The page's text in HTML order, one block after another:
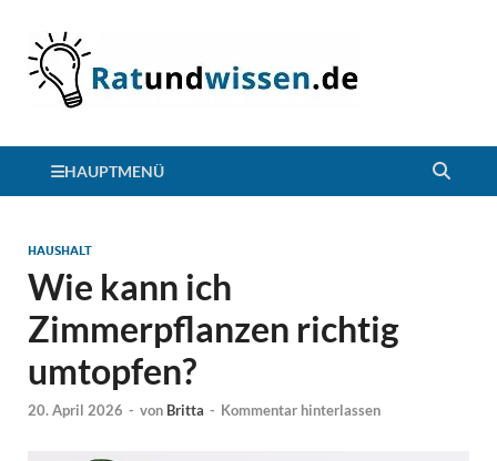
HAUPTMENÜ
HAUSHALT
Wie kann ich
Zimmerpflanzen richtig
umtopfen?
20. April 2026 - von Britta - Kommentar hinterlassen